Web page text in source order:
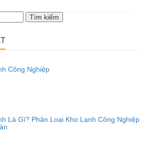
Công Nghiệp
Là Gì? Phân Loại Kho Lạnh Công Nghiệp